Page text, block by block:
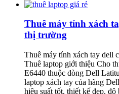
Thuê máy tính xách
thị trường
Thuê máy tính xách tay dell
Thuê laptop giới thiệu Cho
E6440 thuộc dòng Dell
laptop xách tay của hãng
hiệu suất tốt, thiết kế đẹp,